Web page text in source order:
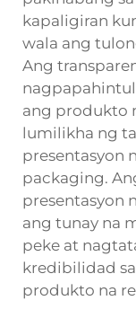
kapaligiran
wala ang
Ang
ang produkto
lumilikha ng
presentasyon
packaging.
presentasyon
ang tunay na
peke at
kredibilidad
produkto na